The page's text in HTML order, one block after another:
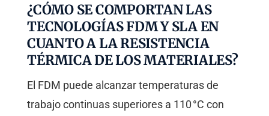
¿CÓMO SE COMPORTAN LAS
TECNOLOGÍAS FDM Y SLA EN
CUANTO A LA RESISTENCIA
TÉRMICA DE LOS MATERIALES?
El FDM puede alcanzar temperaturas de
trabajo continuas superiores a 110 °C con